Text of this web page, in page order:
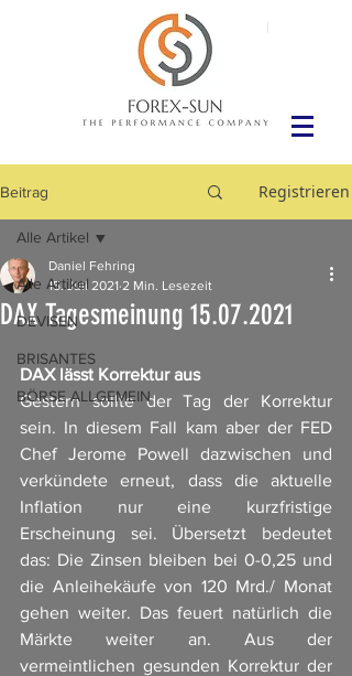
Beitrag Registrieren
Alle Artikel
DEVISEN
BRISANTES
BÖRSE ALLGEMEIN
Alle Artikel
DAX Tagesmeinung 15.07.2021
Daniel Fehring
15. Juli 2021 2 Min. Lesezeit
DAX lässt Korrektur aus
Gestern sollte der Tag der Korrektur
sein. In diesem Fall kam aber der FED
Chef Jerome Powell dazwischen und
verkündete erneut, dass die aktuelle
Inflation nur eine kurzfristige
Erscheinung sei. Übersetzt bedeutet
das: Die Zinsen bleiben bei 0-0,25 und
die Anleihekäufe von 120 Mrd./ Monat
gehen weiter. Das feuert natürlich die
Märkte weiter an. Aus der
vermeintlichen gesunden Korrektur der